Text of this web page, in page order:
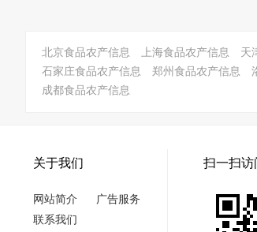
北京食品农产信息 上海食品农产信息 天
石家庄食品农产信息
郑州食品农产信息
成都食品农产信息
关于我们
网站简介
广告服务
联系我们
扫一扫访